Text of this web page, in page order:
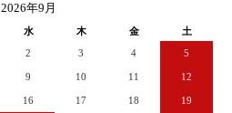
2026年9月
水 木 金
土
2 3 4 5
9 10 11 12
16 17 18 19